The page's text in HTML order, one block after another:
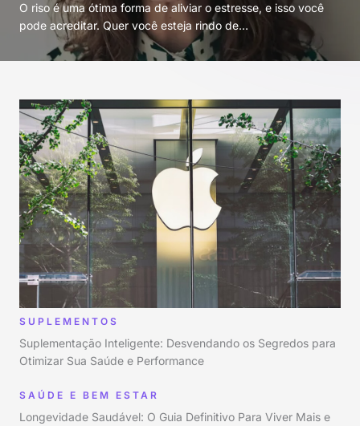
O riso é uma ótima forma de aliviar o estresse, e isso você
pode acreditar. Quer você esteja rindo de…
SUPLEMENTOS
Suplementação Inteligente: Desvendando os Segredos para
Otimizar Sua Saúde e Performance
SAÚDE E BEM ESTAR
Longevidade Saudável: O Guia Definitivo Para Viver Mais e